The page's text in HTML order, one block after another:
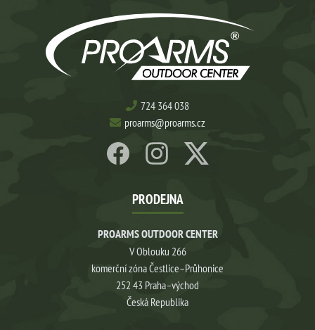
724 364 038
proarms@proarms.cz
PRODEJNA
PROARMS OUTDOOR CENTER
V Oblouku 266
komerční zóna Čestlice–Průhonice
252 43 Praha–východ
Česká Republika